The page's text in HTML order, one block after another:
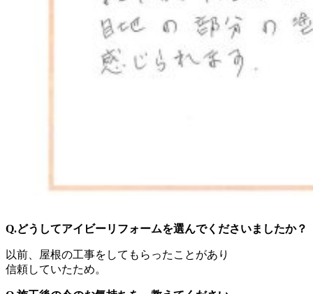
Q.どうしてアイビーリフォームを選んでくださいましたか？
以前、屋根の工事をしてもらったことがあり
信頼していたため。